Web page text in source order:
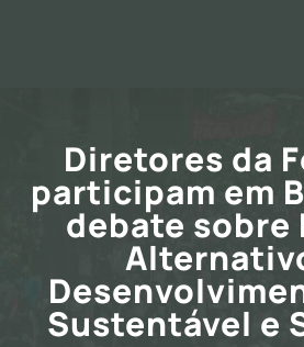
Diretores da
participam em
debate sobre
Sustentável e